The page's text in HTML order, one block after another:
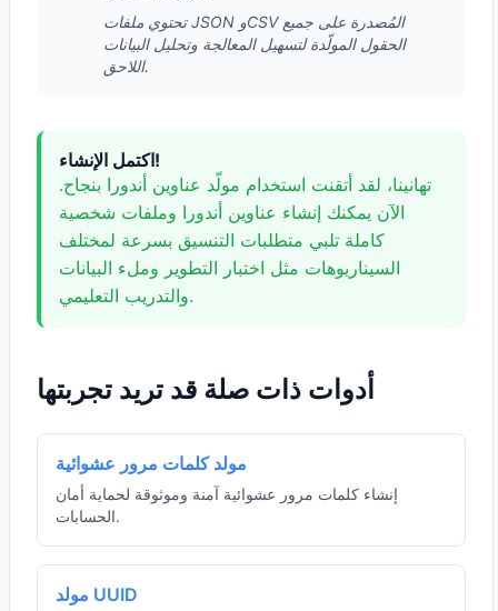
تحتوي ملفات JSON وCSV المُصدرة على جميع
الحقول المولّدة لتسهيل المعالجة وتحليل البيانات
اللاحق.
اكتمل الإنشاء!
تهانينا، لقد أتقنت استخدام مولّد عناوين أندورا بنجاح.
الآن يمكنك إنشاء عناوين أندورا وملفات شخصية
كاملة تلبي متطلبات التنسيق بسرعة لمختلف
السيناريوهات مثل اختبار التطوير وملء البيانات
والتدريب التعليمي.
أدوات ذات صلة قد تريد تجربتها
مولد كلمات مرور عشوائية
إنشاء كلمات مرور عشوائية آمنة وموثوقة لحماية أمان
الحسابات.
مولد UUID